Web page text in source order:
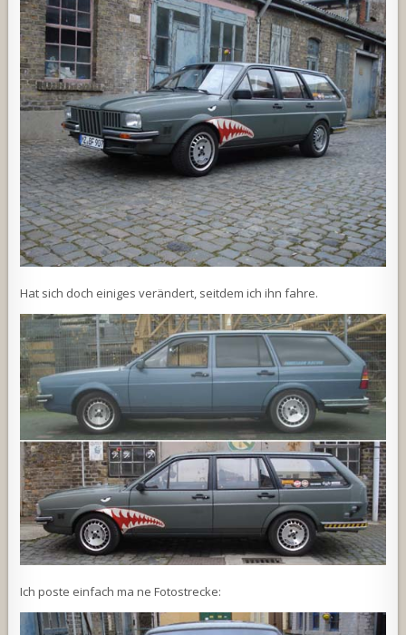
Hat sich doch einiges verändert, seitdem ich ihn fahre.
Ich poste einfach ma ne Fotostrecke: